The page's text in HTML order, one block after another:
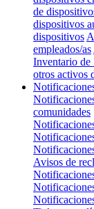
de
dispositivos
dispositivos
empleados/as
Inventario de
otros activos
comunidades
Avisos de